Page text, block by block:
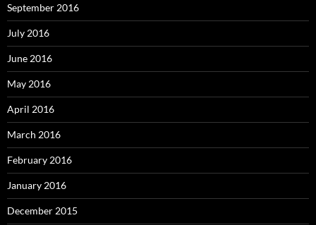
September 2016
July 2016
June 2016
May 2016
April 2016
March 2016
February 2016
January 2016
December 2015